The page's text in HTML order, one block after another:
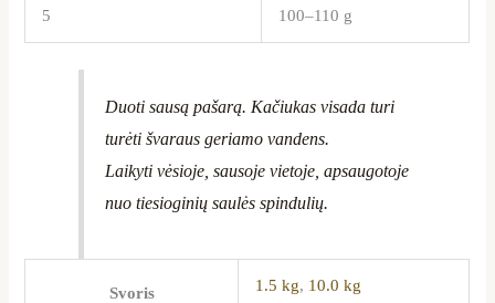
5 100–110 g
Duoti sausą pašarą. Kačiukas visada turi
turėti švaraus geriamo vandens.
Laikyti vėsioje, sausoje vietoje, apsaugotoje
nuo tiesioginių saulės spindulių.
Svoris 1.5 kg, 10.0 kg